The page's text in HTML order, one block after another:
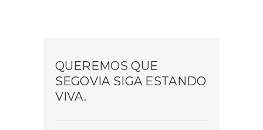
QUEREMOS QUE
SEGOVIA SIGA ESTANDO
VIVA.